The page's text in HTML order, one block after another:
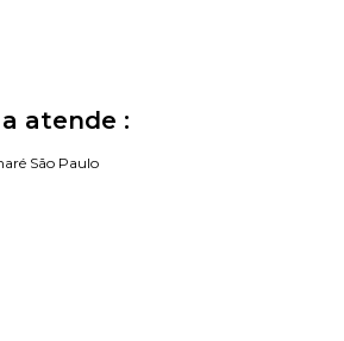
atende :
São Paulo